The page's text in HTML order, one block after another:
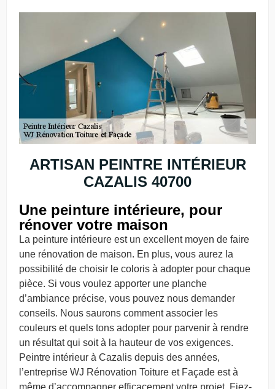
ARTISAN PEINTRE INTÉRIEUR
CAZALIS 40700
Une peinture intérieure, pour
rénover votre maison
La peinture intérieure est un excellent moyen de faire
une rénovation de maison. En plus, vous aurez la
possibilité de choisir le coloris à adopter pour chaque
pièce. Si vous voulez apporter une planche
d’ambiance précise, vous pouvez nous demander
conseils. Nous saurons comment associer les
couleurs et quels tons adopter pour parvenir à rendre
un résultat qui soit à la hauteur de vos exigences.
Peintre intérieur à Cazalis depuis des années,
l’entreprise WJ Rénovation Toiture et Façade est à